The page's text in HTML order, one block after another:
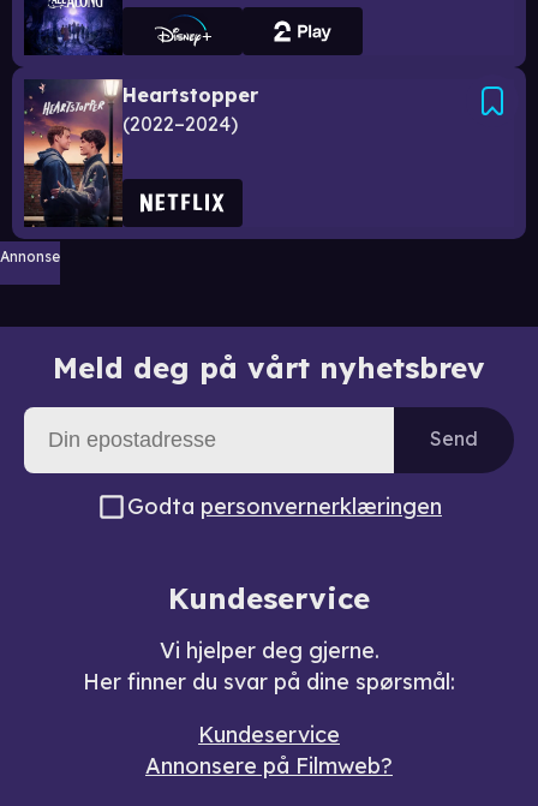
Heartstopper
2022–2024
Annonse
Meld deg på vårt nyhetsbrev
Send
Godta personvernerklæringen
Kundeservice
Vi hjelper deg gjerne.
Her finner du svar på dine spørsmål:
Kundeservice
Annonsere på Filmweb?